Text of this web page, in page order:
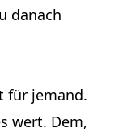
danach
für jemand.
wert. Dem,